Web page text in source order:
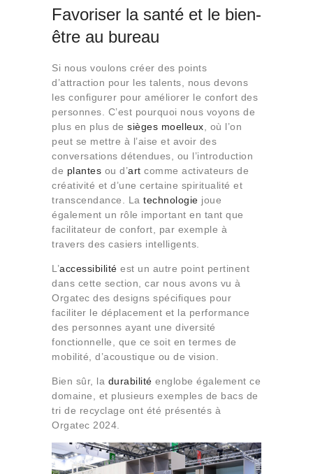
Favoriser la santé et le bien-
être au bureau
Si nous voulons créer des points
d’attraction pour les talents, nous devons
les configurer pour améliorer le confort des
personnes. C’est pourquoi nous voyons de
plus en plus de sièges moelleux , où l’on
peut se mettre à l’aise et avoir des
conversations détendues, ou l’introduction
de plantes ou d’art comme activateurs de
créativité et d’une certaine spiritualité et
transcendance. La technologie joue
également un rôle important en tant que
facilitateur de confort, par exemple à
travers des casiers intelligents.
L’accessibilité est un autre point pertinent
dans cette section, car nous avons vu à
Orgatec des designs spécifiques pour
faciliter le déplacement et la performance
des personnes ayant une diversité
fonctionnelle, que ce soit en termes de
mobilité, d’acoustique ou de vision.
Bien sûr, la durabilité englobe également ce
domaine, et plusieurs exemples de bacs de
tri de recyclage ont été présentés à
Orgatec 2024.